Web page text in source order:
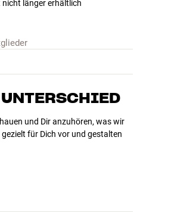
nicht länger erhältlich
und Dir anzuhören, was wir
gezielt für Dich vor und gestalten